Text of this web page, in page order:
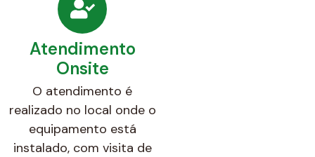
Atendimento
Onsite
O atendimento é
realizado no local onde o
equipamento está
instalado, com visita de